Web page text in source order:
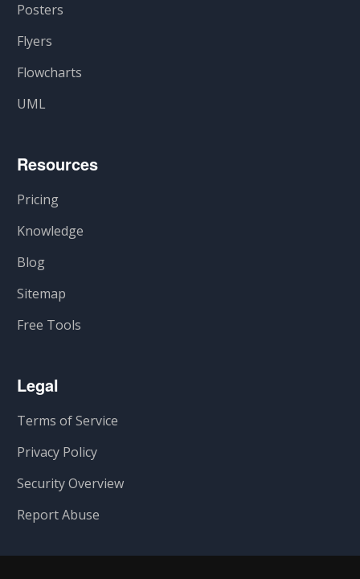
Posters
Flyers
Flowcharts
UML
Resources
Pricing
Knowledge
Blog
Sitemap
Free Tools
Legal
Terms of Service
Privacy Policy
Security Overview
Report Abuse